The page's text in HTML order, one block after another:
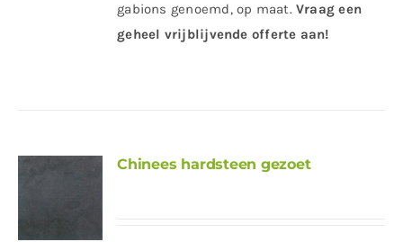
gabions genoemd, op maat. Vraag een
geheel vrijblijvende offerte aan!
Chinees hardsteen gezoet